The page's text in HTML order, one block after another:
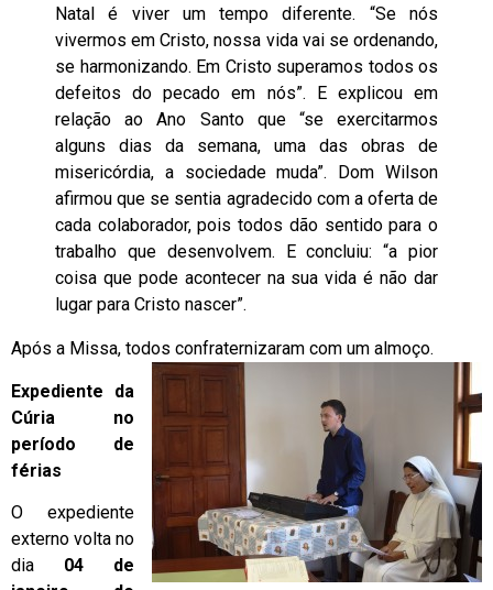
Natal é viver um tempo diferente. “Se nós
vivermos em Cristo, nossa vida vai se ordenando,
se harmonizando. Em Cristo superamos todos os
defeitos do pecado em nós”. E explicou em
relação ao Ano Santo que “se exercitarmos
alguns dias da semana, uma das obras de
misericórdia, a sociedade muda”. Dom Wilson
afirmou que se sentia agradecido com a oferta de
cada colaborador, pois todos dão sentido para o
trabalho que desenvolvem. E concluiu: “a pior
coisa que pode acontecer na sua vida é não dar
lugar para Cristo nascer”.
Após a Missa, todos confraternizaram com um almoço.
Expediente da
Cúria no
período de
férias
O expediente
externo volta no
dia 04 de